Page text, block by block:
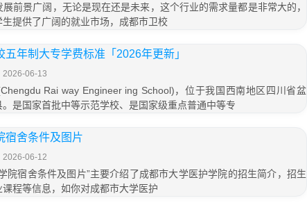
前景广阔，无论是现在还是未来，这个行业的需求量都是非常大的，
提供了广阔的就业市场，成都市卫校
年制大专学费标准「2026年更新」
2026-06-13
Rai way Engineer ing School)，位于我国西南地区四川省盆
是国家首批中等示范学校、是国家级重点普通中等专
宿舍条件及图片
2026-06-12
院宿舍条件及图片”主要介绍了成都市大学医护学院的招生简介，招生
程等信息，如你对成都市大学医护